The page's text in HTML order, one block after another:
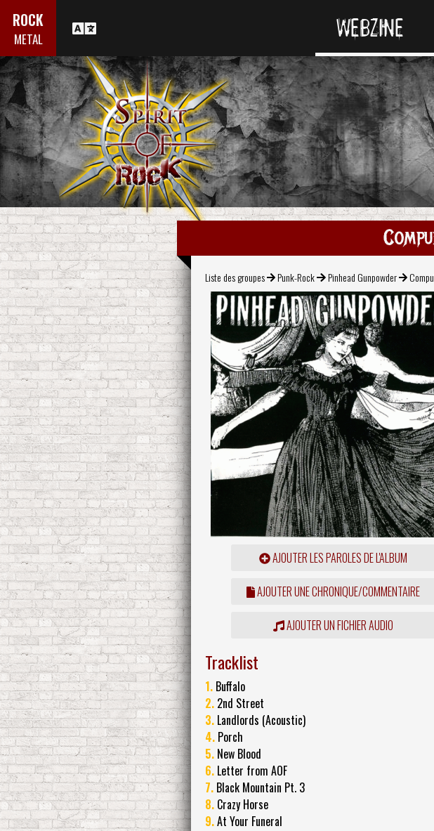
ROCK
METAL WEBZINE
Liste des groupes Punk-Rock Pinhead Gunpowder
AJOUTER LES PAROLES DE L'ALBUM
AJOUTER UNE CHRONIQUE/COMMENTAIRE
AJOUTER UN FICHIER AUDIO
Tracklist
1. Buffalo
2. 2nd Street
3. Landlords (Acoustic)
4. Porch
5. New Blood
6. Letter from AOF
7. Black Mountain Pt. 3
8. Crazy Horse
9.At Your Funeral